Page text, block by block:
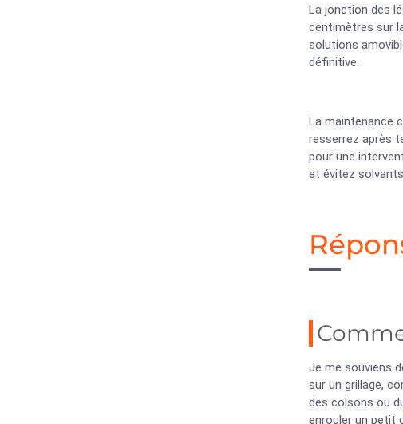
La jonction des
centimètres sur
solutions
définitive.
La maintenance
resserrez après
pour une
et évitez
Je me souviens
sur un grillage,
des colsons ou
enrouler un petit